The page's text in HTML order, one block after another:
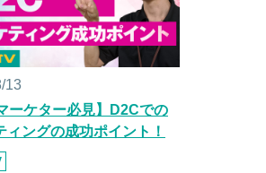
13
ーケター必見】D2Cでの
ィングの成功ポイント！